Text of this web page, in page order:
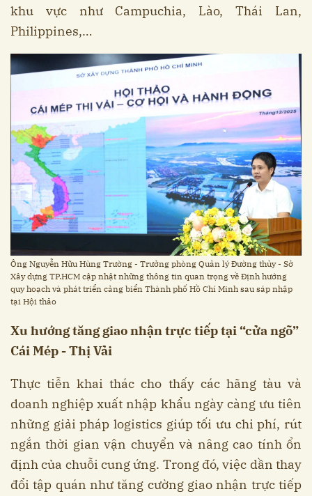
khu vực như Campuchia, Lào, Thái Lan,
Philippines,…
Ông Nguyễn Hữu Hùng Trường - Trưởng phòng Quản lý Đường thủy - Sở
Xây dựng TP.HCM cập nhật những thông tin quan trọng về Định hướng
quy hoạch và phát triển cảng biển Thành phố Hồ Chí Minh sau sáp nhập
tại Hội thảo
Xu hướng tăng giao nhận trực tiếp tại “cửa ngõ”
Cái Mép - Thị Vải
Thực tiễn khai thác cho thấy các hãng tàu và
doanh nghiệp xuất nhập khẩu ngày càng ưu tiên
những giải pháp logistics giúp tối ưu chi phí, rút
ngắn thời gian vận chuyển và nâng cao tính ổn
định của chuỗi cung ứng. Trong đó, việc dần thay
đổi tập quán như tăng cường giao nhận trực tiếp